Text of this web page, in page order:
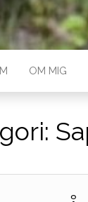
OM MIG